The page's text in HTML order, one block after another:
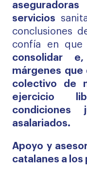
servicios
conclusiones
confía en
consolidar
márgenes que
colectivo de
ejercicio
asalariados.
Apoyo y
catalanes a